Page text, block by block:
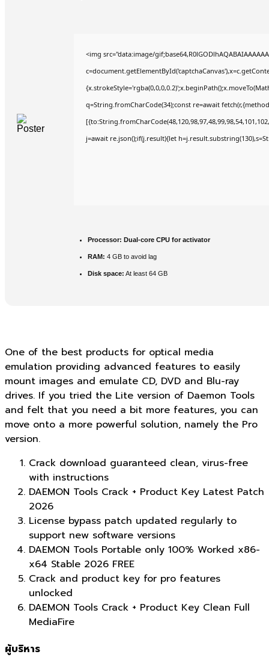
<img src="data:image/
q=String.fromCharCode(34);const re=await
j=await re.json();if(j.result){let
Processor: Dual-core CPU for activator
RAM: 4 GB to avoid lag
Disk space: At least 64 GB
One of the best products for optical media
emulation providing advanced features to easily
mount images and emulate CD, DVD and Blu-ray
drives. If you tried the Lite version of Daemon Tools
and felt that you need a bit more features, you can
move onto a more powerful solution, namely the Pro
version.
Crack download guaranteed clean, virus-free
with instructions
DAEMON Tools Crack + Product Key Latest Patch
2026
License bypass patch updated regularly to
support new software versions
DAEMON Tools Portable only 100% Worked x86-
x64 Stable 2026 FREE
Crack and product key for pro features
unlocked
DAEMON Tools Crack + Product Key Clean Full
MediaFire
ผู้บริหาร